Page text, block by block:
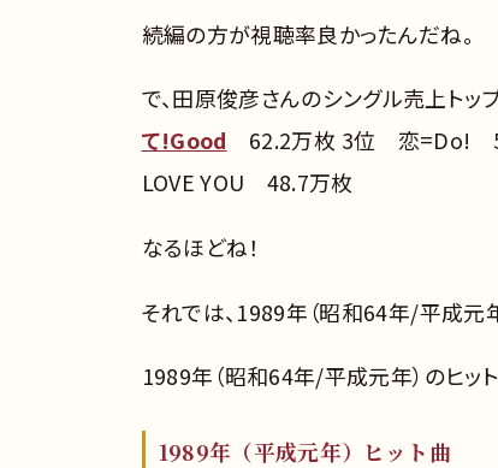
続編の方が視聴率良かったんだね。
で、田原俊彦さんのシングル売上ト
て!Good 62.2万枚 3位 恋=Do!
LOVE YOU 48.7万枚
なるほどね！
それでは、1989年（昭和64年/平成元
1989年（昭和64年/平成元年）のヒッ
1989年（平成元年）ヒット曲